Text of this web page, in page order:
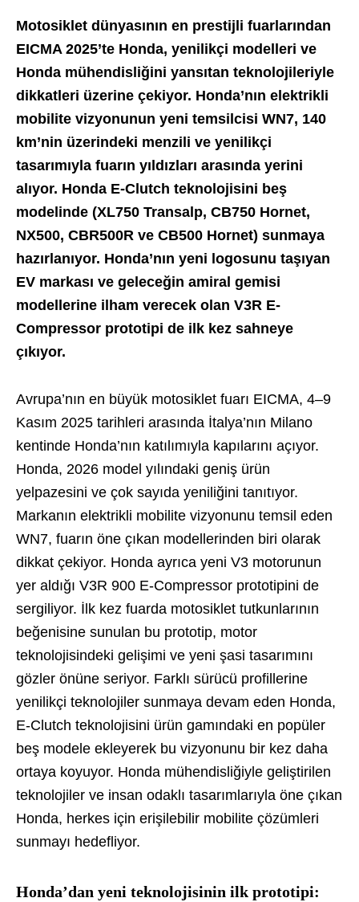
Motosiklet dünyasının en prestijli fuarlarından
EICMA 2025’te Honda, yenilikçi modelleri ve
Honda mühendisliğini yansıtan teknolojileriyle
dikkatleri üzerine çekiyor. Honda’nın elektrikli
mobilite vizyonunun yeni temsilcisi WN7, 140
km’nin üzerindeki menzili ve yenilikçi
tasarımıyla fuarın yıldızları arasında yerini
alıyor. Honda E-Clutch teknolojisini beş
modelinde (XL750 Transalp, CB750 Hornet,
NX500, CBR500R ve CB500 Hornet) sunmaya
hazırlanıyor. Honda’nın yeni logosunu taşıyan
EV markası ve geleceğin amiral gemisi
modellerine ilham verecek olan V3R E-
Compressor prototipi de ilk kez sahneye
çıkıyor.
Avrupa’nın en büyük motosiklet fuarı EICMA, 4–9
Kasım 2025 tarihleri arasında İtalya’nın Milano
kentinde Honda’nın katılımıyla kapılarını açıyor.
Honda, 2026 model yılındaki geniş ürün
yelpazesini ve çok sayıda yeniliğini tanıtıyor.
Markanın elektrikli mobilite vizyonunu temsil eden
WN7, fuarın öne çıkan modellerinden biri olarak
dikkat çekiyor. Honda ayrıca yeni V3 motorunun
yer aldığı V3R 900 E-Compressor prototipini de
sergiliyor. İlk kez fuarda motosiklet tutkunlarının
beğenisine sunulan bu prototip, motor
teknolojisindeki gelişimi ve yeni şasi tasarımını
gözler önüne seriyor. Farklı sürücü profillerine
yenilikçi teknolojiler sunmaya devam eden Honda,
E-Clutch teknolojisini ürün gamındaki en popüler
beş modele ekleyerek bu vizyonunu bir kez daha
ortaya koyuyor. Honda mühendisliğiyle geliştirilen
teknolojiler ve insan odaklı tasarımlarıyla öne çıkan
Honda, herkes için erişilebilir mobilite çözümleri
sunmayı hedefliyor.
Honda’dan yeni teknolojisinin ilk prototipi: